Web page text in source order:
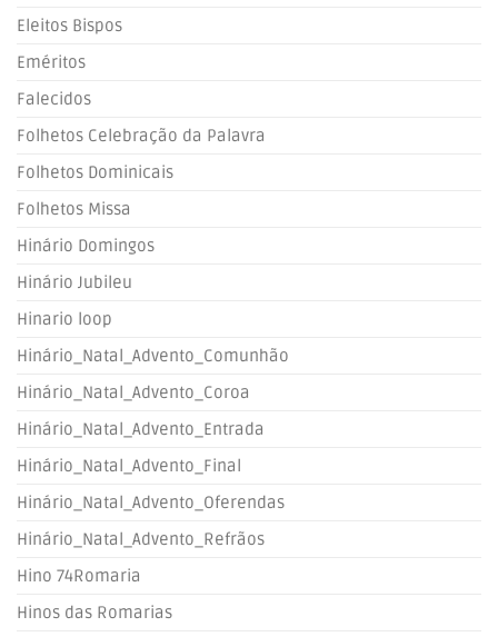
Eleitos Bispos
Eméritos
Falecidos
Folhetos Celebração da Palavra
Folhetos Dominicais
Folhetos Missa
Hinário Domingos
Hinário Jubileu
Hinario loop
Hinário_Natal_Advento_Comunhão
Hinário_Natal_Advento_Coroa
Hinário_Natal_Advento_Entrada
Hinário_Natal_Advento_Final
Hinário_Natal_Advento_Oferendas
Hinário_Natal_Advento_Refrãos
Hino 74Romaria
Hinos das Romarias